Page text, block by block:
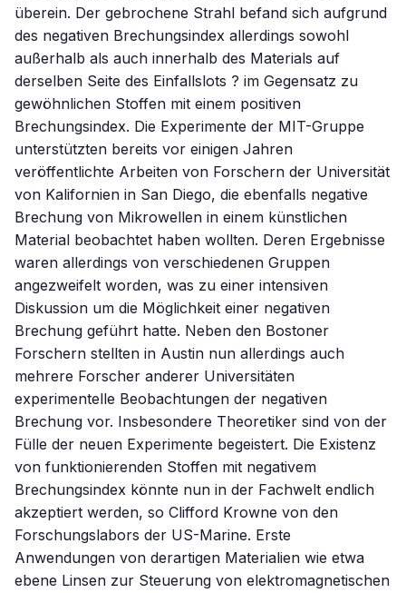
überein. Der gebrochene Strahl befand sich aufgrund
des negativen Brechungsindex allerdings sowohl
außerhalb als auch innerhalb des Materials auf
derselben Seite des Einfallslots ? im Gegensatz zu
gewöhnlichen Stoffen mit einem positiven
Brechungsindex. Die Experimente der MIT-Gruppe
unterstützten bereits vor einigen Jahren
veröffentlichte Arbeiten von Forschern der Universität
von Kalifornien in San Diego, die ebenfalls negative
Brechung von Mikrowellen in einem künstlichen
Material beobachtet haben wollten. Deren Ergebnisse
waren allerdings von verschiedenen Gruppen
angezweifelt worden, was zu einer intensiven
Diskussion um die Möglichkeit einer negativen
Brechung geführt hatte. Neben den Bostoner
Forschern stellten in Austin nun allerdings auch
mehrere Forscher anderer Universitäten
experimentelle Beobachtungen der negativen
Brechung vor. Insbesondere Theoretiker sind von der
Fülle der neuen Experimente begeistert. Die Existenz
von funktionierenden Stoffen mit negativem
Brechungsindex könnte nun in der Fachwelt endlich
akzeptiert werden, so Clifford Krowne von den
Forschungslabors der US-Marine. Erste
Anwendungen von derartigen Materialien wie etwa
ebene Linsen zur Steuerung von elektromagnetischen